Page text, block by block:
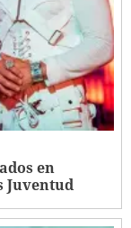
en
Juventud